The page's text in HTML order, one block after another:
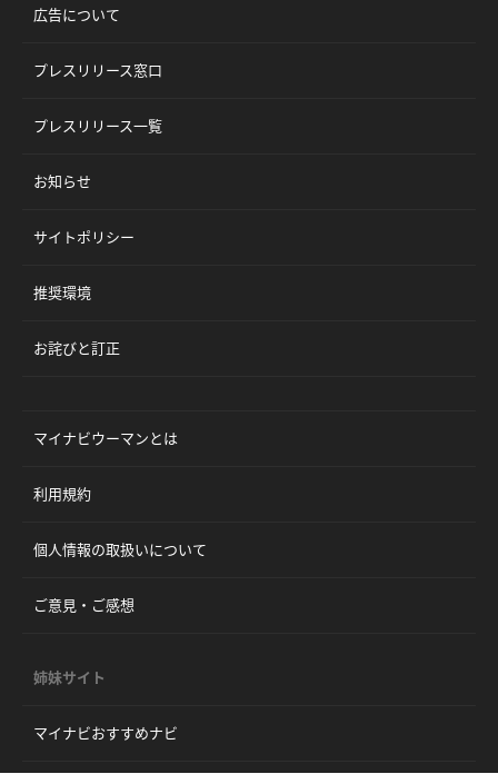
広告について
プレスリリース窓口
プレスリリース一覧
お知らせ
サイトポリシー
推奨環境
お詫びと訂正
マイナビウーマンとは
利用規約
個人情報の取扱いについて
ご意見・ご感想
姉妹サイト
マイナビおすすめナビ